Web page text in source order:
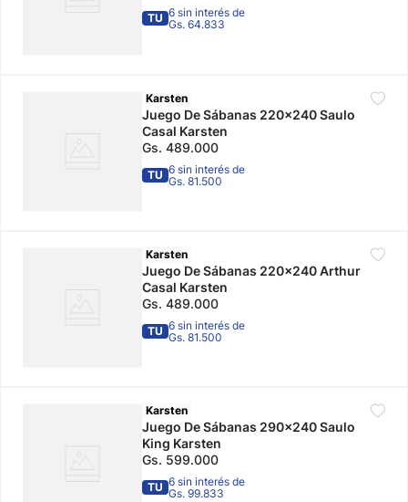
TU 6 sin interés de
Gs. 64.833
Karsten
Juego De Sábanas 220x240 Saulo
Casal Karsten
Gs. 489.000
TU 6 sin interés de
Gs. 81.500
Karsten
Juego De Sábanas 220x240 Arthur
Casal Karsten
Gs. 489.000
TU 6 sin interés de
Gs. 81.500
Karsten
Juego De Sábanas 290x240 Saulo
King Karsten
Gs. 599.000
TU 6 sin interés de
Gs. 99.833